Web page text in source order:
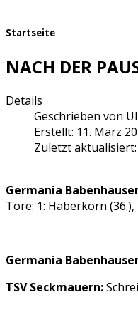
Startseite
NACH DER
Details
Geschrieben von
Erstellt: 11. März
Zuletzt aktualisiert:
Germania
Tore: 1: Haberkorn (36.),
Germania
TSV Seckmauern: